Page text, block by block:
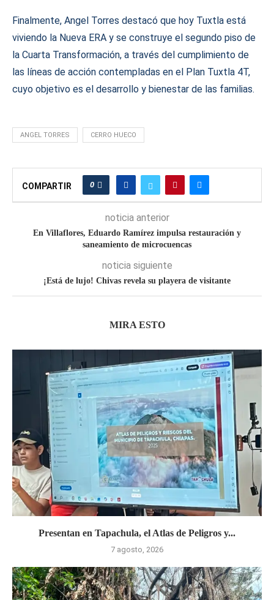
Finalmente, Angel Torres destacó que hoy Tuxtla está
viviendo la Nueva ERA y se construye el segundo piso de
la Cuarta Transformación, a través del cumplimiento de
las líneas de acción contempladas en el Plan Tuxtla 4T,
cuyo objetivo es el desarrollo y bienestar de las familias.
ANGEL TORRES CERRO HUECO
COMPARTIR 0
noticia anterior
En Villaflores, Eduardo Ramírez impulsa restauración y
saneamiento de microcuencas
noticia siguiente
¡Está de lujo! Chivas revela su playera de visitante
MIRA ESTO
Presentan en Tapachula, el Atlas de Peligros y...
7 agosto, 2026